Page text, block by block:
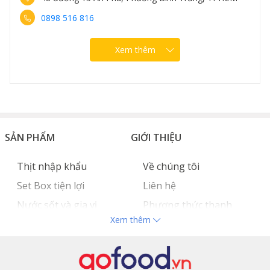
Xem thêm
SẢN PHẨM
Thịt nhập khẩu
Set Box tiện lợi
Nước sốt và gia vị
GIỚI THIỆU
Về chúng tôi
Liên hệ
Phương thức thanh
toán
Tuyển dụng
Xem thêm